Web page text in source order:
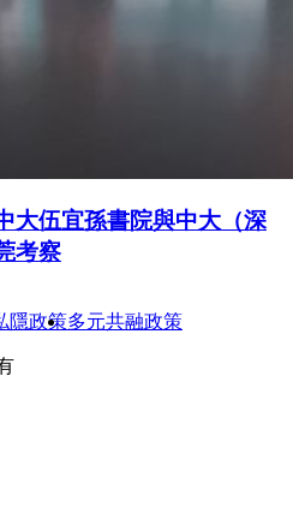
大伍宜孫書院與中大（深
考察
隱政策多元共融政策